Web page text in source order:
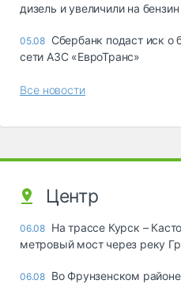
дизель и увеличили на бензин
05.08 Сбербанк подаст иск о
сети АЗС «ЕвроТранс»
Все новости
Центр
06.08 На трассе Курск –
метровый мост через реку
06.08 Во Фрунзенском